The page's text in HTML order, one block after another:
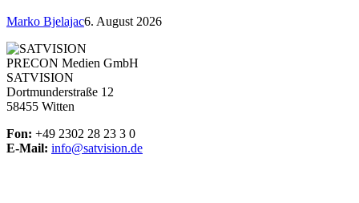
Marko Bjelajac6. August 2026
PRECON Medien GmbH
SATVISION
Dortmunderstraße 12
58455 Witten
Fon: +49 2302 28 23 3 0
E-Mail: info@satvision.de